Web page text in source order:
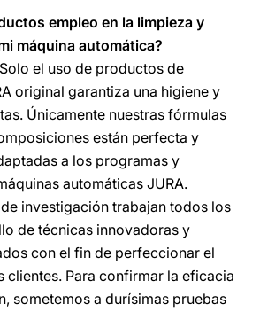
empleo en la limpieza y
máquina automática?
el uso de productos de
original garantiza una higiene y
Únicamente nuestras fórmulas
están perfecta y
a los programas y
automáticas JURA.
investigación trabajan todos los
de técnicas innovadoras y
con el fin de perfeccionar el
clientes. Para confirmar la eficacia
sometemos a durísimas pruebas